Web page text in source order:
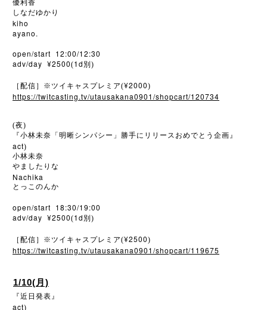
優利香
しなだゆかり
kiho
ayano.
open/start 12:00/12:30
adv/day ¥2500(1d 別)
［配信］※ツイキャスプレミア(¥2000)
https://twitcasting.tv/utausakana0901/shopcart/120734
(夜)
『小林未奈「明晰シンパシー」勝手にリリースおめでとう企画』
act)
小林未奈
やましたりな
Nachika
とっこのんか
open/start 18:30/19:00
adv/day ¥2500(1d 別)
［配信］※ツイキャスプレミア(¥2500)
https://twitcasting.tv/utausakana0901/shopcart/119675
1/10(月)
『近日発表』
act)